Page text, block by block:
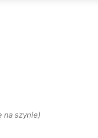
na szynie)